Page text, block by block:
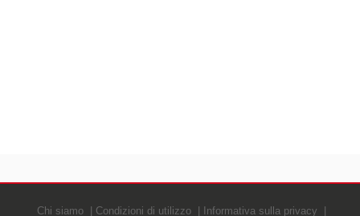
Chi siamo Condizioni di utilizzo Informativa sulla privacy